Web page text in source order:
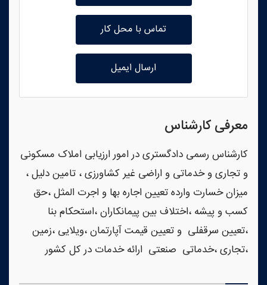
تماس با محل کار
ارسال ایمیل
معرفی کارشناس
کارشناس رسمی دادگستری در امور ارزیابی املاک مسکونی
و تجاری و خدماتی و اراضی غیر کشاورزی ، تامین دلیل ،
میزان خسارت وارده تعیین اجاره بها و اجرت المثل ،حق
کسب و پیشه ،اختلاف بین پیمانکاران ،استحکام بنا
،تعیین سرقفلی و تعیین قیمت آپارتمان ،ویلایی ،زمین
،تجاری ،خدماتی صنعتی ارائه خدمات در کل کشور